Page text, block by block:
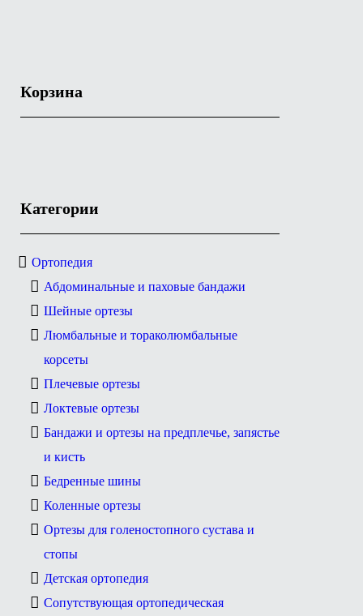
Корзина
Категории
Ортопедия
Абдоминальные и паховые бандажи
Шейные ортезы
Люмбальные и тораколюмбальные
корсеты
Плечевые ортезы
Локтевые ортезы
Бандажи и ортезы на предплечье, запястье
и кисть
Бедренные шины
Коленные ортезы
Ортезы для голеностопного сустава и
стопы
Детская ортопедия
Сопутствующая ортопедическая